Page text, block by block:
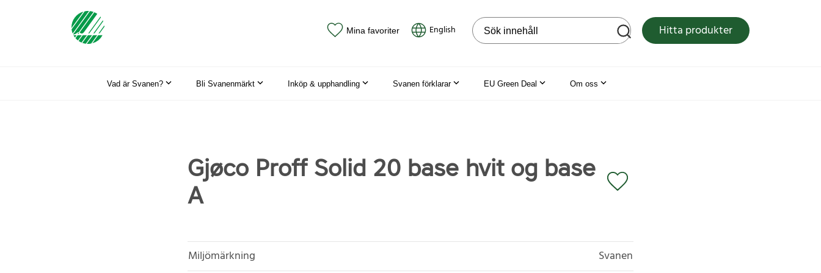
Mina favoriter English Sök på webbplatsen Hitta produkter
Vad är Svanen? Bli Svanenmärkt Inköp & upphandling Svanen förklarar EU Green Deal Om oss
Gjøco Proff Solid 20 base hvit og base
A
Miljömärkning
Svanen